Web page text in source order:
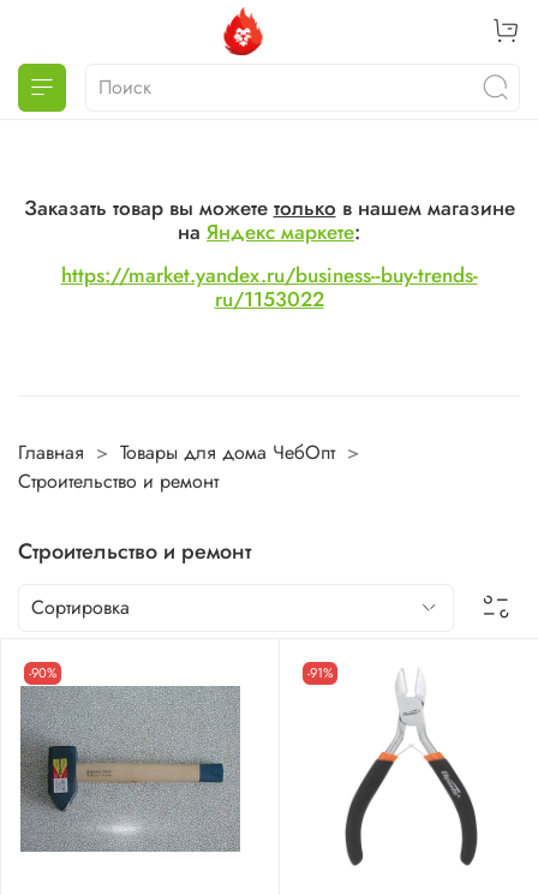
Заказать товар вы можете только в нашем магазине
на Яндекс маркете:
https://market.yandex.ru/business--buy-trends-
ru/1153022
Главная
Товары для дома ЧебОпт
Строительство и ремонт
Строительство и ремонт
-90% -91%